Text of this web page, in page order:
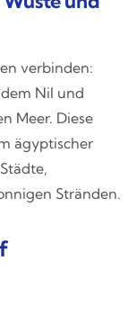
verbinden:
Nil und
Meer. Diese
ägyptischer
Stränden.